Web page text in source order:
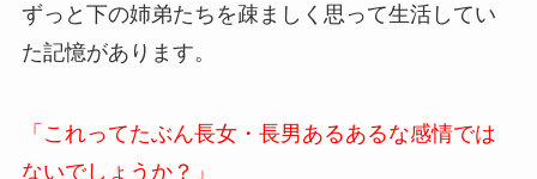
ずっと下の姉弟たちを疎ましく思って生活してい
た記憶があります。
「これってたぶん長女・長男あるあるな感情では
ないでしょうか？」